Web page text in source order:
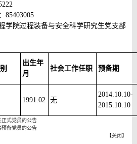
85403005
学院过程装备与安全科学研究生党支部
出生年
月
社会工作任职 预备期
1991.02 无
2014.10.10-
2015.10.10
正式党员的公告
预备党员的公告
【关闭】